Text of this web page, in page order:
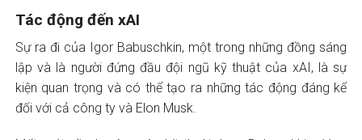
Tác động đến xAI
Sự ra đi của Igor Babuschkin, một trong những đồng sáng
lập và là người đứng đầu đội ngũ kỹ thuật của xAI, là sự
kiện quan trọng và có thể tạo ra những tác động đáng kể
đối với cả công ty và Elon Musk.